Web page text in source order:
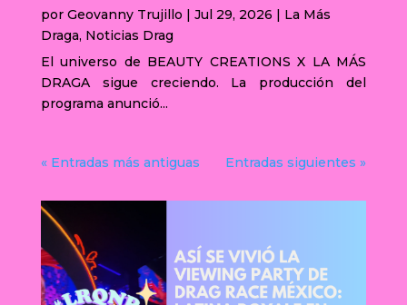
por Geovanny Trujillo | Jul 29, 2026 | La Más
Draga, Noticias Drag
El universo de BEAUTY CREATIONS X LA MÁS
DRAGA sigue creciendo. La producción del
programa anunció...
« Entradas más antiguas Entradas siguientes »